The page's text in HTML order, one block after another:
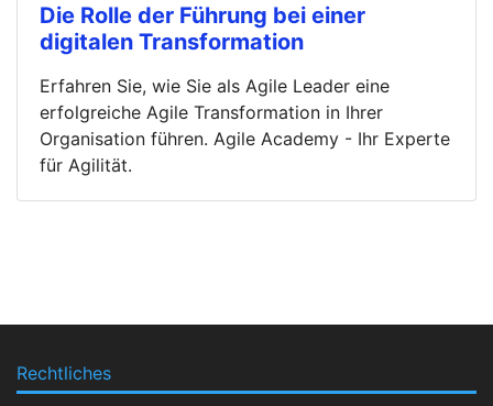
Die Rolle der Führung bei einer
digitalen Transformation
Erfahren Sie, wie Sie als Agile Leader eine
erfolgreiche Agile Transformation in Ihrer
Organisation führen. Agile Academy - Ihr Experte
für Agilität.
Rechtliches